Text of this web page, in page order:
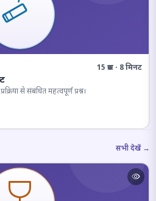
15 प्रश्न · 8 मिनट
से संबंधित महत्वपूर्ण प्रश्न।
सभी देखें →